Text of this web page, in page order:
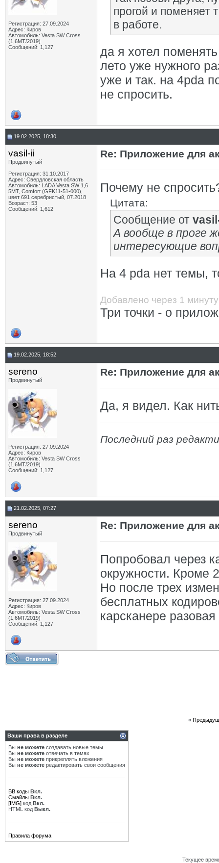
Регистрация: 27.09.2024
Адрес: Киров
Автомобиль: Vesta SW Cross
(1,6МТ/2019)
Сообщений: 1,127
прогой и поменяет
в работе.
да я хотел
лето уже нужного
уже и так. на 4pda
не спросить.
19.02.2025, 18:30
vasil-ii
Продвинутый
Регистрация: 31.10.2017
Адрес: Свердловская область
Автомобиль: LADA Vesta SW 1,6
5МТ, Comfort (GFK11-51-000),
цвет 691 серебристый, 07.2018
Возраст: 53
Сообщений: 1,612
Re: Приложение для
Почему не
Цитата:
Сообщение от
А вообще в проге
интересующие
На 4 pda нет темы,
Добавлено через 1 минуту
Три точки - о
19.02.2025, 18:52
sereno
Продвинутый
Регистрация: 27.09.2024
Адрес: Киров
Автомобиль: Vesta SW Cross
(1,6МТ/2019)
Сообщений: 1,127
Re: Приложение для
Да, я видел. Как
Последний раз
21.02.2025, 07:27
sereno
Продвинутый
Регистрация: 27.09.2024
Адрес: Киров
Автомобиль: Vesta SW Cross
(1,6МТ/2019)
Сообщений: 1,127
Re: Приложение для
Попробовал через
окружности. Кроме
Но после трех
бесплатных
карсканере
«
Ваши права в разделе
Вы не можете создавать новые темы
Вы не можете отвечать в темах
Вы не можете прикреплять вложения
Вы не можете редактировать свои сообщения
BB коды Вкл.
Смайлы Вкл.
[IMG] код Вкл.
HTML код Выкл.
Правила форума
Текущее